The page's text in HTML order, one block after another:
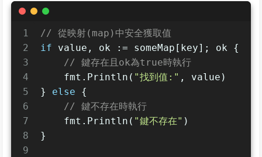
1
2
3
4
5
6
7
8
9
// 從映射(map)中安全獲取值
if value, ok := someMap[key]; ok {
// 鍵存在且ok為true時執行
    fmt.Println(
"找到值:" , value)
} else {
// 鍵不存在時執行
    fmt.Println(
"鍵不存在" )
}